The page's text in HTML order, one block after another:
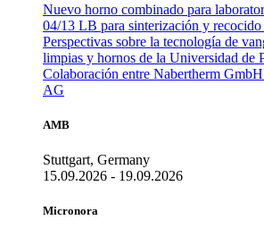
Nuevo horno combinado para
04/13 LB para sinterización y recocido
Perspectivas sobre la tecnología de
limpias y hornos de la Universidad de
Colaboración entre Nabertherm
AG
AMB
Stuttgart, Germany
15.09.2026 - 19.09.2026
Micronora